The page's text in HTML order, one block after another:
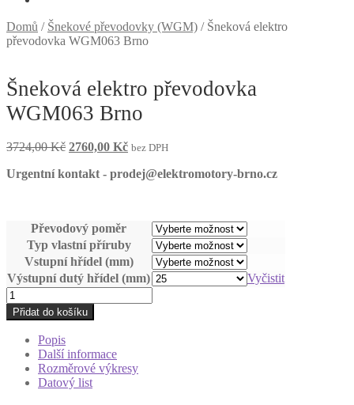
Domů / Šnekové převodovky (WGM) / Šneková elektro
převodovka WGM063 Brno
Šneková elektro převodovka
WGM063 Brno
3724,00Kč Původní
byla:
2760,00 KčAktuální
je:
bez DPH
Urgentní kontakt - prodej@elektromotory-brno.cz
Převodový poměr
Typ vlastní příruby
Vstupní hřídel (mm)
Výstupní dutý hřídel (mm)
Vyčistit
Šneková
elektro
převodovka
WGM063
Brno
množství
Přidat do košíku
Popis
Další informace
Rozměrové výkresy
Datový list